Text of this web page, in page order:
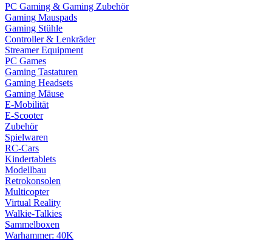
PC Gaming & Gaming Zubehör
Gaming Mauspads
Gaming Stühle
Controller & Lenkräder
Streamer Equipment
PC Games
Gaming Tastaturen
Gaming Headsets
Gaming Mäuse
E-Mobilität
E-Scooter
Zubehör
Spielwaren
RC-Cars
Kindertablets
Modellbau
Retrokonsolen
Multicopter
Virtual Reality
Walkie-Talkies
Sammelboxen
Warhammer: 40K